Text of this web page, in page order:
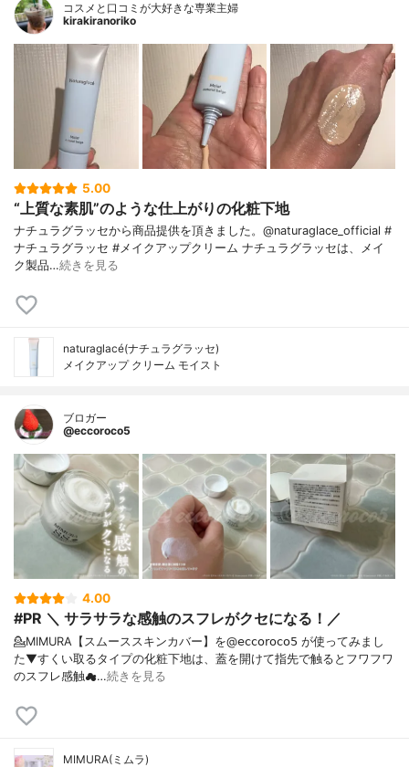
コスメと口コミが大好きな専業主婦
kirakiranoriko
5.00
“上質な素肌”のような仕上がりの化粧下地
ナチュラグラッセから商品提供を頂きました。@naturaglace_official #
ナチュラグラッセ #メイクアップクリーム ナチュラグラッセは、メイ
ク製品…続きを見る
naturaglacé(ナチュラグラッセ)
メイクアップ クリーム モイスト
ブロガー
@eccoroco5
4.00
#PR ＼ サラサラな感触のスフレがクセになる！／
💁MIMURA【スムーススキンカバー】を@𝖾𝖼𝖼𝗈𝗋𝗈𝖼𝗈𝟧 が使ってみまし
た⁡⁡▼⁡すくい取るタイプの化粧下地は、蓋を開けて指先で触るとフワフワ
のスフレ感触☁…続きを見る
MIMURA(ミムラ)